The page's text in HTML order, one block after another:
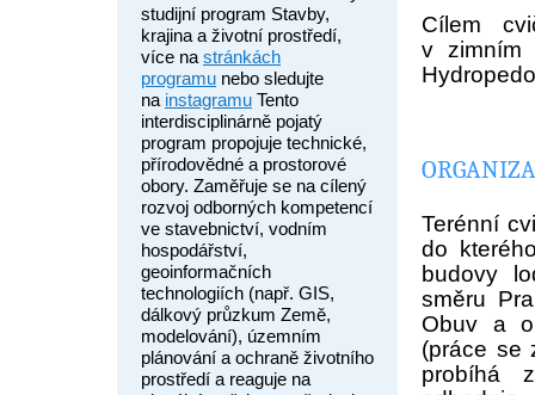
studijní program Stavby,
krajina a životní prostředí,
více na stránkách
programu nebo sledujte
na instagramu Tento
interdisciplinárně pojatý
program propojuje technické,
přírodovědné a prostorové
obory. Zaměřuje se na cílený
rozvoj odborných kompetencí
ve stavebnictví, vodním
hospodářství,
geoinformačních
technologiích (např. GIS,
dálkový průzkum Země,
modelování), územním
plánování a ochraně životního
prostředí a reaguje na
Cílem
v zimním
Terénní
do
budovy
směru
Obuv a
(práce se
probíhá